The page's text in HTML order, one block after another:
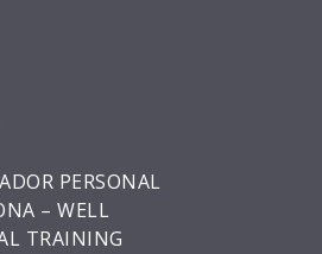
PERSONAL
– WELL
TRAINING